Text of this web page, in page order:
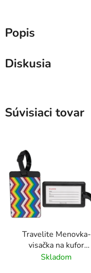
Popis
Diskusia
Súvisiaci tovar
Travelite Menovka-
visačka na kufor
Multicolor Waves
Skladom